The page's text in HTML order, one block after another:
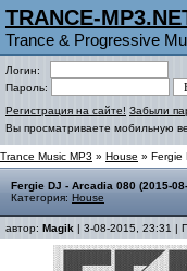
TRANCE-
Trance & Progressive
Логин:
Пароль:
Регистрация на сайте! Забыли
Вы просматриваете мобильную
Trance Music MP3 » House » Fergie
Fergie DJ - Arcadia 080 (2015-
Категория: House
автор: Magik | 3-08-2015, 23:31 |